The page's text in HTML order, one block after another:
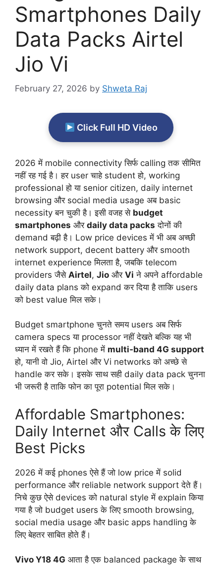
Smartphones Daily
Data Packs Airtel
Jio Vi
February 27, 2026 by Shweta Raj
Click Full HD Video
2026 में mobile connectivity सिर्फ calling तक सीमित
नहीं रह गई है। हर user चाहे student हो, working
professional हो या senior citizen, daily internet
browsing और social media usage अब basic
necessity बन चुकी है। इसी वजह से budget
smartphones और daily data packs दोनों की
demand बढ़ी है। Low price devices में भी अब अच्छी
network support, decent battery और smooth
internet experience मिलता है, जबकि telecom
providers जैसे Airtel, Jio और Vi ने अपने affordable
daily data plans को expand कर दिया है ताकि users
को best value मिल सके।
Budget smartphone चुनते समय users अब सिर्फ
camera specs या processor नहीं देखते बल्कि यह भी
ध्यान में रखते हैं कि phone में multi‑band 4G support
हो, यानी वो Jio, Airtel और Vi networks को अच्छे से
handle कर सके। इसके साथ सही daily data pack चुनना
भी जरूरी है ताकि फोन का पूरा potential मिल सके।
Affordable Smartphones:
Daily Internet और Calls के लिए
Best Picks
2026 में कई phones ऐसे हैं जो low price में solid
performance और reliable network support देते हैं।
निचे कुछ ऐसे devices को natural style में explain किया
गया है जो budget users के लिए smooth browsing,
social media usage और basic apps handling के
लिए बेहतर साबित होते हैं।
Vivo Y18 4G आता है एक balanced package के साथ